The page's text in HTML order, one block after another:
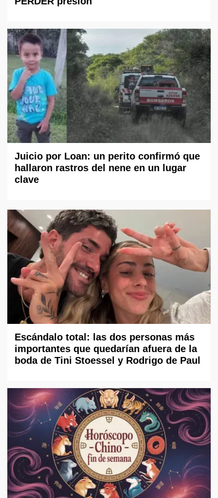
Juicio por Loan: un perito confirmó que
hallaron rastros del nene en un lugar
clave
Escándalo total: las dos personas más
importantes que quedarían afuera de la
boda de Tini Stoessel y Rodrigo de Paul